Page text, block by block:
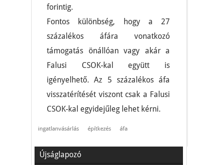
forintig.
Fontos különbség, hogy a 27
százalékos áfára vonatkozó
támogatás önállóan vagy akár a
Falusi CSOK-kal együtt is
igényelhető. Az 5 százalékos áfa
visszatérítését viszont csak a Falusi
CSOK-kal egyidejűleg lehet kérni.
ingatlanvásárlás építkezés áfa
Újságlapozó